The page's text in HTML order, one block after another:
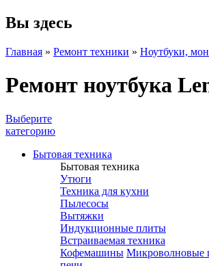
Вы здесь
Главная » Ремонт техники » Ноутбуки,
Ремонт ноутбука
Выберите
категорию
Бытовая техника
Бытовая техника
Утюги
Техника для кухни
Пылесосы
Вытяжки
Индукционные плиты
Встраиваемая техника
Кофемашины Микроволновые